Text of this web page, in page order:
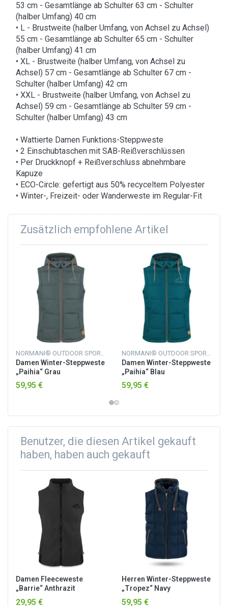
53 cm - Gesamtlänge ab Schulter 63 cm - Schulter
(halber Umfang) 40 cm
• L - Brustweite (halber Umfang, von Achsel zu Achsel)
55 cm - Gesamtlänge ab Schulter 65 cm - Schulter
(halber Umfang) 41 cm
• XL - Brustweite (halber Umfang, von Achsel zu
Achsel) 57 cm - Gesamtlänge ab Schulter 67 cm -
Schulter (halber Umfang) 42 cm
• XXL - Brustweite (halber Umfang, von Achsel zu
Achsel) 59 cm - Gesamtlänge ab Schulter 59 cm -
Schulter (halber Umfang) 43 cm
• Wattierte Damen Funktions-Steppweste
• 2 Einschubtaschen mit SAB-Reißverschlüssen
• Per Druckknopf + Reißverschluss abnehmbare
Kapuze
• ECO-Circle: gefertigt aus 50% recyceltem Polyester
• Winter-, Freizeit- oder Wanderweste im Regular-Fit
Zusätzlich empfohlene Artikel
Damen Winter-Steppweste
„Paihia“ Grau
59,95 €
Damen Winter-Steppweste
„Paihia“ Blau
59,95 €
Benutzer, die diesen Artikel gekauft
haben, haben auch gekauft
Damen Fleeceweste
„Barrie“ Anthrazit
29,95 €
Herren Winter-Steppweste
„Tropez“ Navy
59,95 €